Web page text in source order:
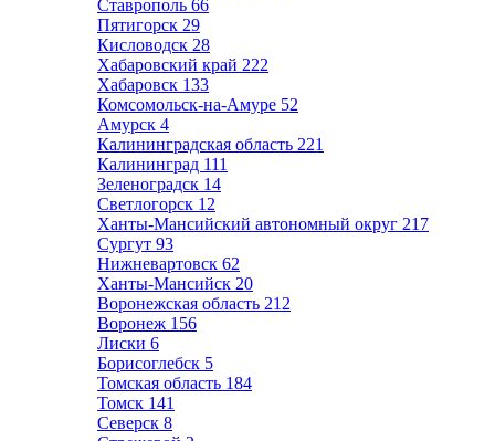
Ставрополь 66
Пятигорск 29
Кисловодск 28
Хабаровский край 222
Хабаровск 133
Комсомольск-на-Амуре 52
Амурск 4
Калининградская область 221
Калининград 111
Зеленоградск 14
Светлогорск 12
Ханты-Мансийский автономный округ 217
Сургут 93
Нижневартовск 62
Ханты-Мансийск 20
Воронежская область 212
Воронеж 156
Лиски 6
Борисоглебск 5
Томская область 184
Томск 141
Северск 8